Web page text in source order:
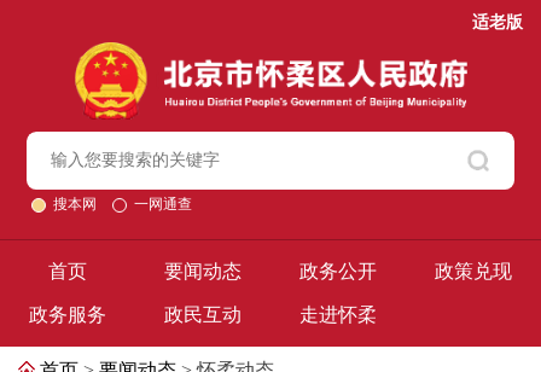
适老版
搜本网 一网通查
首页 要闻动态 政务公开 政策兑现
政务服务 政民互动 走进怀柔